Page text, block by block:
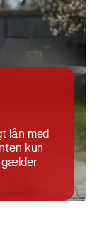
lån med
kun
gælder